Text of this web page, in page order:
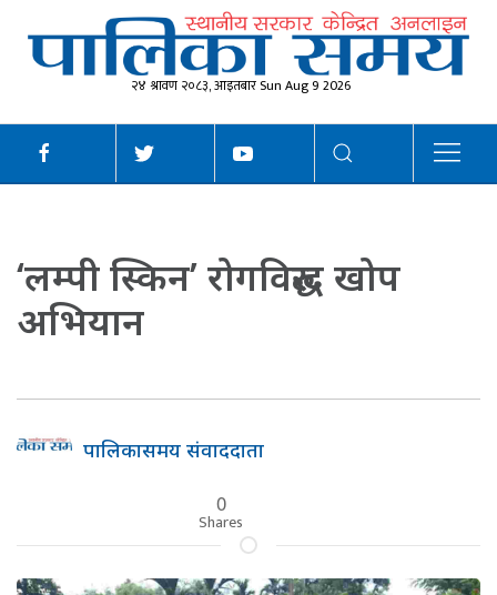
२४ श्रावण २०८३, आइतबार Sun Aug 9 2026
‘लम्पी स्किन’ रोगविरुद्ध खोप
अभियान
पालिकासमय संवाददाता
0
Shares